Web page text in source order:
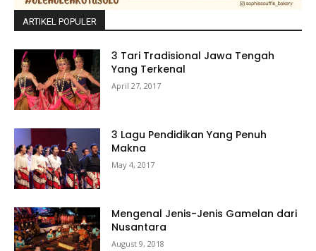
ARTIKEL POPULER
3 Tari Tradisional Jawa Tengah
Yang Terkenal
April 27, 2017
3 Lagu Pendidikan Yang Penuh
Makna
May 4, 2017
Mengenal Jenis-Jenis Gamelan dari
Nusantara
August 9, 2018